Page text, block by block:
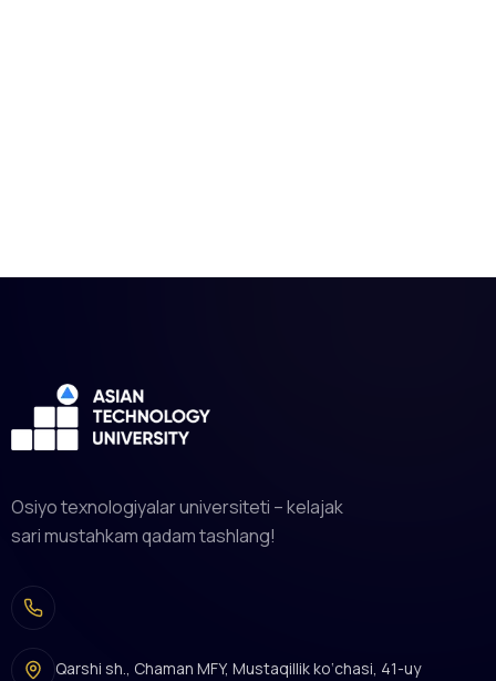
Osiyo texnologiyalar universiteti – kelajak
sari mustahkam qadam tashlang!
Qarshi sh., Chaman MFY, Mustaqillik ko‘chasi, 41-uy